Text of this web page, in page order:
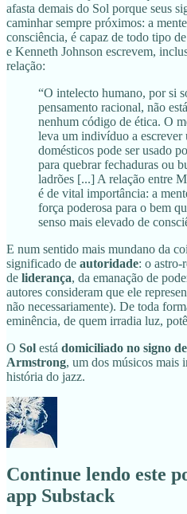
afasta demais do Sol porque seus
caminhar sempre próximos: a
consciência, é capaz de todo tipo
e Kenneth Johnson escrevem,
relação:
“O intelecto humano, por si
pensamento racional, não
nenhum código de ética. O
leva um indivíduo a escrever
domésticos pode ser usado
para quebrar fechaduras ou
ladrões [...] A relação entre
é de vital importância: a
força poderosa para o bem
senso mais elevado de
E num sentido mais mundano da
significado de autoridade: o astro-
de liderança, da emanação de
autores consideram que ele
não necessariamente). De toda
eminência, de quem irradia luz,
O Sol está domiciliado no signo
Armstrong, um dos músicos mais
história do jazz.
Continue lendo este
app Substack